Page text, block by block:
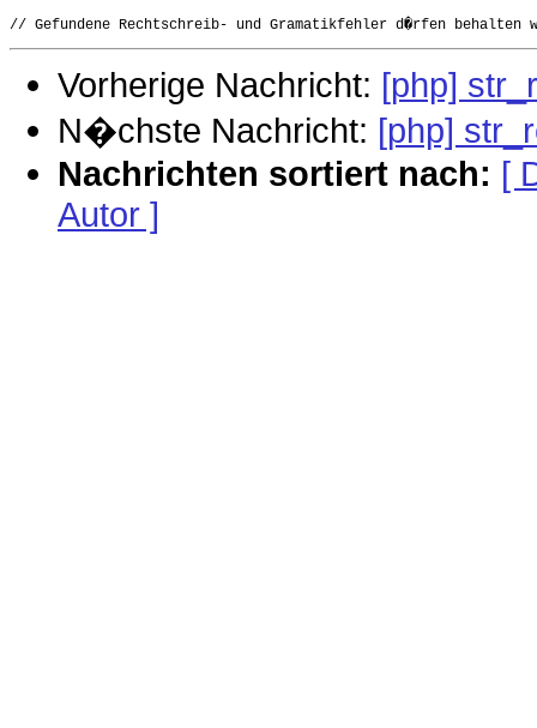
Vorherige Nachricht: [php]
N�chste Nachricht: [php]
Nachrichten sortiert nach: [
Autor ]